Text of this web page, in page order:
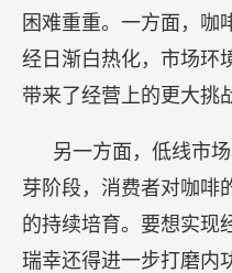
困难重重。一方面，咖
经日渐白热化，市场环
带来了经营上的更大挑
另一方面，低线市
芽阶段，消费者对咖啡
的持续培育。要想实现
瑞幸还得进一步打磨内